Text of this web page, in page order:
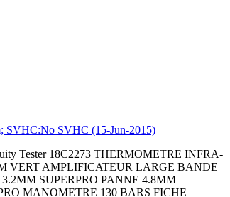
SVHC:No SVHC (15-Jun-2015)
PASSE-FIL THERMORETRACTABLE PASSE-FIL THERMORETRACTABLE 1.2M FICHE DIN FEMELLE 4P GAINE THERMO 12.7MM NOIR 6M FICHE DIN FEMELLE 5P CAPACITOR TANT,150UF,16V,RADIAL 10% CAPACITOR TANT,330UF,6.3V,RADIAL 20% DARLINGTON TRANSISTOR,PNP,-80V,TO-126 FICHE DIN FEMELLE 5P SWITCH,TOGGLE,DPDT,6A,250V SCHOTTKY RECTIFIER,30mA,5V,DO-35 ZENER DIODE,1W,110V,AXIAL STANDARD DIODE,3A,1KV,DO-15 METAL OXIDE VARISTOR,31V,80V,16MM DIS FICHE DIN FEMELLE 6P Zener Diode Bridge Rectifier TRIAC,400V,800mA,TO-92 BIPOLAR TRANSISTOR,PNP,-140V TO-3 IC,QUAD OR GATE,2I/P,DIP-14 FICHE DIN FEMELLE 8P F OITIER. SMART XL COFFRET UNIMET VERSION 2 KIT DE MONTAGE CI UNIMET COFFRET UNIDESK VERSION M200 COFFRET ALUCASE AC 090 COFFRET ALUCASE AC 092 COFFRET ALUCASE ACF 132 COFFRET ALUCASE AC 150 COFFRET ALUCASE ACF 152 BOITIER. ABS CH-4 BOITIER. ABS CH-6 BOITIER. ABS CH-8 BOITIER. ABS CH-8 BOITIER. ABS H-45 BOITIER. ABS H-65 LUBRICANT,375ML,AEROSOL CLOU M2.5X22 PQ250 DIODE,STANDARD,1A,200V,DO-41 FLASQUE DÂ´EXTREMITE GRIS 2.5MM CARTE DE REPERAGE 1-50 (X2) HORIZONTALE INDUCTIVE PROXIMITY SENSOR,3MM,12VDC TO 24VDC ISOLATEUR 3P 25A Ceramic chip capacitor,22 uF,10 VDC,c CERAMIC CHIP CAPACITOR,10 UF,6.3 VDC WIRE-BOARD CONNECTOR,MALE,3POS,1ROW SUPPORT DE CHAINE PORTE CABLE PQ2 SUPPORT DE CHAINE PORTE CABLE PQ2 RESISTOR,WIREWOUND,50 OHM,1W,5% RESISTOR,WIREWOUND,20 OHM,5W,5% Power Resistor BIPOLAR TRANSISTOR,PNP,-120V,TO-220 CONNECTOR CONNECTOR LED,RED,T-1 3/4 (5MM),5MCD,700NM CRYSTAL,10MHZ,16PF,SMD FUSE BLOCK,CLASS CC FUSE FUSE BLOCK,CLASS CC FUSE TERMINAL,MALE DISCONNECT,0.187IN,BLUE TERMINAL,RING TONGUE,#8,CRIMP,BLUE RESISTOR,CURRENT SENSE,0.02 OHM,15W,5% QUICK DISCONNECT CABLE,M12 4POS STRAIGHT QUICK DISCONNECT CABLE,M12,4POS,R/A QUICK DISCONNECT CABLE,M12 4POS STRAIGHT SENSOR MOUNTING BRACKET PHOTOELECTRIC SENSOR CIRCUIT PROTECTOR,HYD-MAG,1P,240V,5A CIRCUIT BREAKER,HYD-MAG,1P,250V,1A SCHOTTKY RECTIFIER,3A 20V DO-201AD Connector Dust Cap For Use With:MIL-C-38 Connector Dust Cap RESISTOR,METAL FILM,249 OHM,600mW,1% Tools,Extractors CAPACITOR CERAMIC 100PF 50V,C0G,5%,AXIAL CAPACITOR CERAMIC 1000PF 50V,C0G,5%,AXIAL MICRO SWITCH,PIN PLUNGER,SPDT 15A 250V CAPACITOR POLY FILM FILM 1UF,10%,63V, CAPACITOR TANT,10UF,50V,AXIAL 10% Wirewound Resistor Wirewound Chassis Mount LAMP,STACKABLE,IND,RYG Indicating Light - 3 Lights - D - 24V AC Indicating Light - 3 Lights - D